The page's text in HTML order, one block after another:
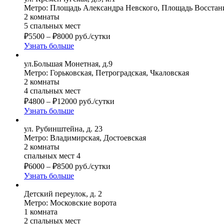
Метро: Площадь Александра Невского, Площадь
2 комнаты
5 спальных мест
₽5500 – ₽8000 руб./сутки
Узнать больше
ул.Большая Монетная, д.9
Метро: Горьковская, Петроградская, Чкаловская
2 комнаты
4 спальных мест
₽4800 – ₽12000 руб./сутки
Узнать больше
ул. Рубинштейна, д. 23
Метро: Владимирская, Достоевская
2 комнаты
спальных мест 4
₽6000 – ₽8500 руб./сутки
Узнать больше
Детский переулок, д. 2
Метро: Московские ворота
1 комната
2 спальных мест